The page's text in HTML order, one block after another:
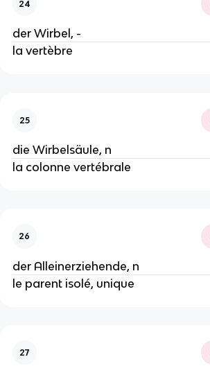
24
der Wirbel, -
la vertèbre
25
die Wirbelsäule, n
la colonne vertébrale
26
der Alleinerziehende, n
le parent isolé, unique
27